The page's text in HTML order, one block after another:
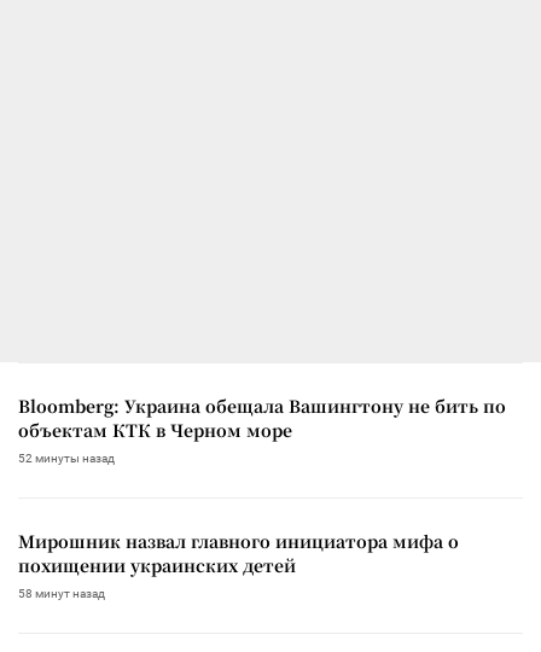
Bloomberg: Украина обещала Вашингтону не бить по
объектам КТК в Черном море
52 минуты назад
Мирошник назвал главного инициатора мифа о
похищении украинских детей
58 минут назад